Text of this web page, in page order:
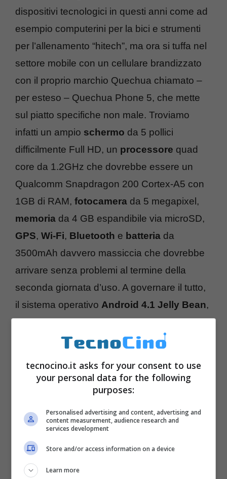
dispositivi tecnologici in questi anni come ad
esempio computerini per la bici e strumenti
per l’allenamento “hitech”, ma ora si tuffa nel
settore mobile con un cellulare brandizzato
con il proprio marchio Quechua chiamato –
per esteso – Quechua Phone 5, che mette
sul piatto specifiche non male. Troviamo
infatti un ampio schermo da 5 pollici
difficilmente Full HD, un processore quad
core da 1.2GHz che dovrebbe essere un
Qualcomm Snapdragon 200 Cortex-A5 con
1GB di RAM, fotocamera da 5 megapixel,
memoria da 4 GB espandibile via microSD,
GPS, Wi-Fi, Bluetooth e batteria da
3500mAh davvero massiccia che dovrebbe
arrivare senza problemi al termine della
seconda giornata d’uso. A governare il tutto,
il sistema operativo Android 4.1 Jelly Bean,
ecco il riepilogo dellascheda tecnica:
tecnocino.it asks for your consent to use
your personal data for the following
purposes:
Personalised advertising and content, advertising and
content measurement, audience research and
services development
Store and/or access information on a device
Learn more